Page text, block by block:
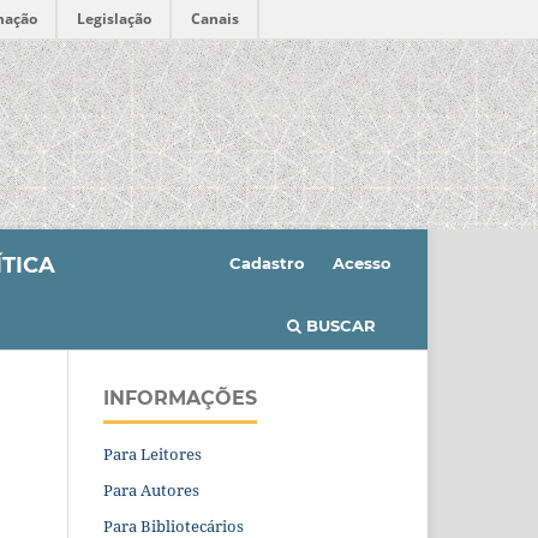
Legislação Canais
BUSCAR
Cadastro Acesso
INFORMAÇÕES
Para Leitores
Para Autores
Para Bibliotecários